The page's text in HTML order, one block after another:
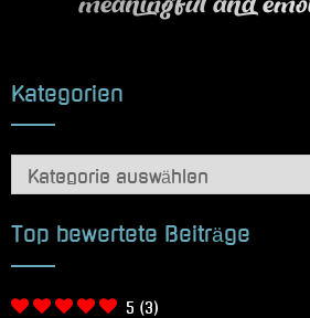
meaningful and
Kategorien
Kategorien
Top bewertete Beiträge
5 (3)